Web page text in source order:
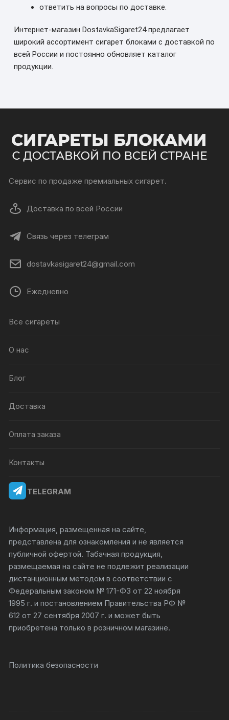
ответить на вопросы по доставке.
Интернет-магазин DostavkaSigaret24 предлагает
широкий ассортимент сигарет блоками с доставкой по
всей России и постоянно обновляет каталог
продукции.
Сервис по продаже премиальных сигарет.
Доставка по всей России
Связь через телеграм
dostavkasigaret24@gmail.com
Ежедневно
Все сигареты
О нас
Блог
Доставка
Оплата заказа
Контакты
TELEGRAM
Информация, размещенная на сайте,
представлена для ознакомления и не является
публичной офертой. Табачная продукция,
размещаемая на сайте не подлежит реализации
дистанционным методом в соответствии с
Федеральным законом № 171-ФЗ от 22 ноября
1995 г. и постановлением Правительства РФ №
612 от 27 сентября 2007 г. и может быть
приобретена только в розничном магазине.
Политика безопасности